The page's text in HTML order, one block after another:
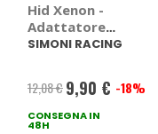
Hid Xenon -
Adattatore
portalampada
RACING
SIMONI RACING
12,08 € Prezzo
speciale
9,90 € -18%
CONSEGNA IN
48H